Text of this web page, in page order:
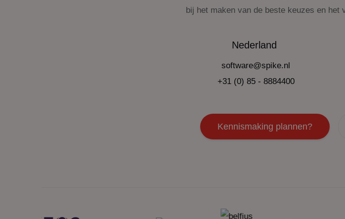
bij het maken van de beste keuzes en het
Nederland
software@spike.nl
+31 (0) 85 - 8884400
Kennismaking plannen?